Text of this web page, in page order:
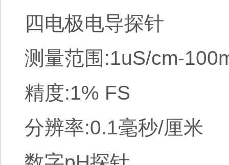
四电极电导探针
测量范围:1uS/cm-
精度:1% FS
分辨率:0.1毫秒/厘米